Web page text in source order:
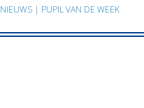
NIEUWS | PUPIL VAN DE WEEK